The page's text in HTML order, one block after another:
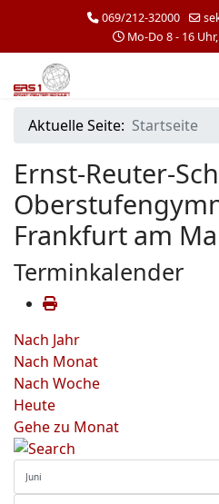
069/212-32000
Mo-Do 8 - 16
Aktuelle Seite: Startseite
Ernst-Reuter-
Frankfurt am
Terminkalender
Nach Jahr
Nach Monat
Nach Woche
Heute
Gehe zu Monat